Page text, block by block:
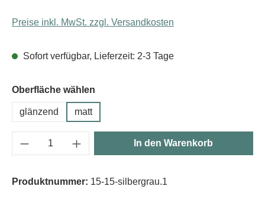
Preise inkl. MwSt. zzgl. Versandkosten
Sofort verfügbar, Lieferzeit: 2-3 Tage
Oberfläche wählen
glänzend matt
Produkt Anzahl: Gib den gewünschten
In den Warenkorb
Produktnummer: 15-15-silbergrau.1